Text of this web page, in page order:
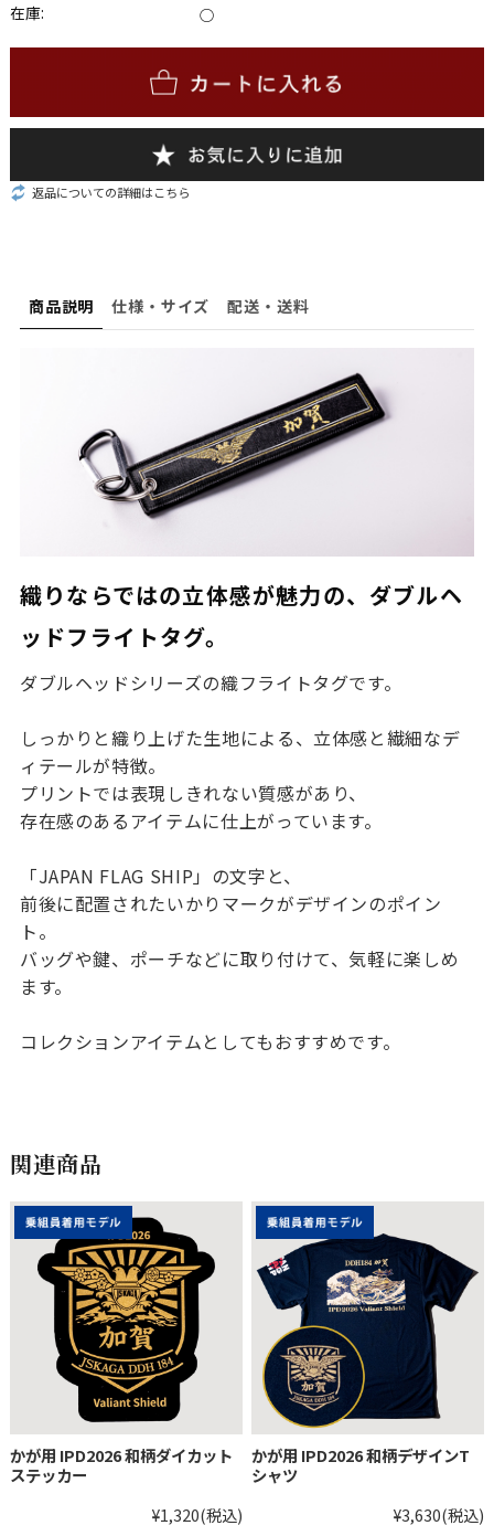
在庫:
○
返品についての詳細はこちら
商品説明 仕様・サイズ 配送・送料
織りならではの立体感が魅力の、ダブルヘ
ッドフライトタグ。
ダブルヘッドシリーズの織フライトタグです。
しっかりと織り上げた生地による、立体感と繊細なデ
ィテールが特徴。
プリントでは表現しきれない質感があり、
存在感のあるアイテムに仕上がっています。
「JAPAN FLAG SHIP」 の文字と、
前後に配置されたいかりマークがデザインのポイン
ト。
バッグや鍵、ポーチなどに取り付けて、気軽に楽しめ
ます。
コレクションアイテムとしてもおすすめです。
関連商品
かが用 IPD2026 和柄ダイカット
ステッカー
¥1,320(税込)
かが用 IPD2026 和柄デザインT
シャツ
¥3,630(税込)